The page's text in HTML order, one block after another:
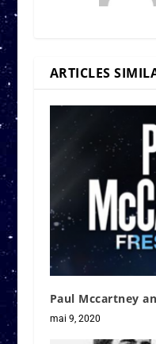
ARTICLES
Paul Mccartney
mai 9, 2020